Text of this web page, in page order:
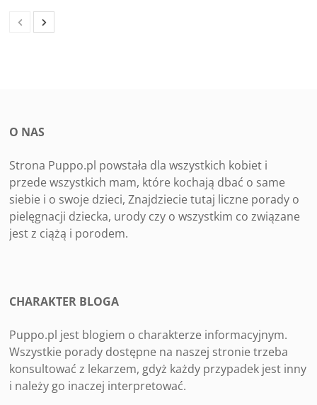
O NAS
Strona Puppo.pl powstała dla wszystkich kobiet i
przede wszystkich mam, które kochają dbać o same
siebie i o swoje dzieci, Znajdziecie tutaj liczne porady o
pielęgnacji dziecka, urody czy o wszystkim co związane
jest z ciążą i porodem.
CHARAKTER BLOGA
Puppo.pl jest blogiem o charakterze informacyjnym.
Wszystkie porady dostępne na naszej stronie trzeba
konsultować z lekarzem, gdyż każdy przypadek jest inny
i należy go inaczej interpretować.